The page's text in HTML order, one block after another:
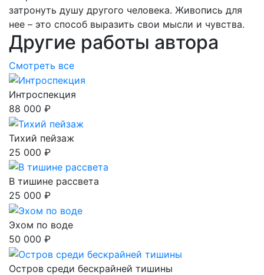
затронуть душу другого человека. Живопись для
нее – это способ выразить свои мысли и чувства.
Другие работы автора
Смотреть все
Интроспекция
88 000 ₽
Тихий пейзаж
25 000 ₽
В тишине рассвета
25 000 ₽
Эхом по воде
50 000 ₽
Остров среди бескрайней тишины